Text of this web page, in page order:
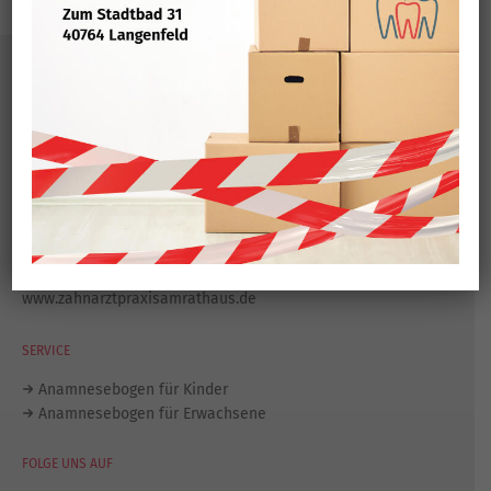
Konrad-Adenauer-Platz 8
40764 Langenfeld
Tel.:021 73 / 80 444
www.zahnarztpraxisamrathaus.de
SERVICE
Anamnesebogen für Kinder
Anamnesebogen für Erwachsene
FOLGE UNS AUF